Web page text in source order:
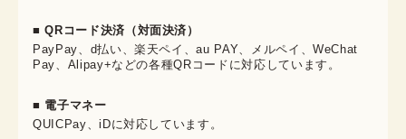
■ QRコード決済（対面決済）
PayPay、d払い、楽天ペイ、au PAY、メルペイ、WeChat
Pay、Alipay+などの各種QRコードに対応しています。
■ 電子マネー
QUICPay、iDに対応しています。